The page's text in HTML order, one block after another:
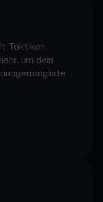
Taktiken,
um dein